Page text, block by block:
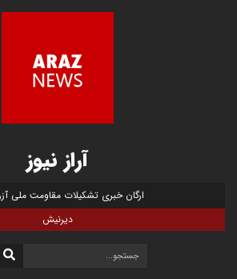
آراز نیوز
ارگان خبری تشکیلات مقاومت ملی
دیرنیش